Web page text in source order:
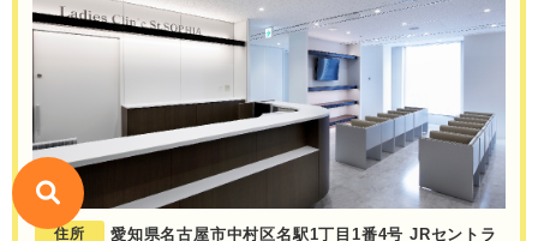
住所 愛知県名古屋市中村区名駅1丁目1番4号 JRセントラ